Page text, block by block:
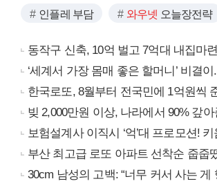
인플레 부담 와우넷 오늘장전략
동작구 신축, 10억 벌고 7억대 내집마
‘세계서 가장 몸매 좋은 할머니’ 비결
한국로또, 8월부터 전국민에 1억원씩
빚 2,000만원 이상, 나라에서 90% 갚아
보험설계사 이직시 ‘억’대 프로모션!
부산 최고급 로또 아파트 선착순 줍줍
30cm 남성의 고백: “너무 커서 사는 게